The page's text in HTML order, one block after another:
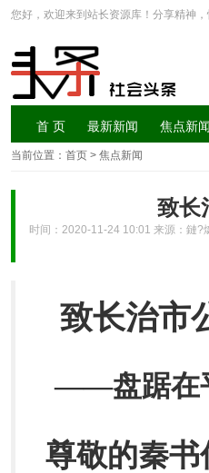
您好，欢迎来到站长资源库！分享精神，
首 页 最新新闻 焦点新闻
当前位置： 首页 > 焦点新闻
致长
时间：2020-11-24 10:01 来源：鏈?
致长治市
——盘踞在
尊敬的秦书